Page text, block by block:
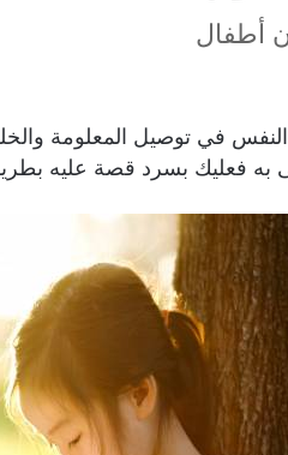
أطفال
في توصيل المعلومة
به فعليك بسرد قصة عليه